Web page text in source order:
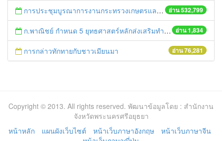
อ่าน 532,799
การประชุมบูรณาการงานกระทรวงเกษตรและสหกรณ์สู่การปฏิบัติในระดับพื้นที่ ครั้งที่1/2558
อ่าน 1,834
ก.พาณิชย์ กำหนด 5 ยุทธศาสตร์หลักส่งเสริมทำตลาดสินค้าอินทรีย์
อ่าน 76,281
การกล่าวทักทายกับชาวเมียนมา
Copyright © 2013. All rights reserved. พัฒนาข้อมูลโดย : สำนักงาน
จังหวัดพระนครศรีอยุธยา
หน้าหลัก
แผนผังเว็บไซต์ หน้าเว็บภาษาอังกฤษ
หน้าเว็บภาษาจีน